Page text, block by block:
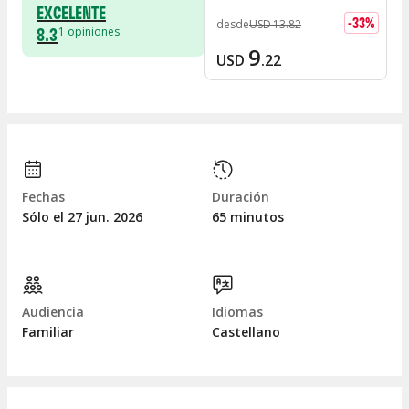
EXCELENTE
8.31 opiniones desdeUSD13.82 -33%
USD 9.22
Fechas
Sólo el 27 jun. 2026
Duración
65 minutos
Audiencia
Familiar
Idiomas
Castellano